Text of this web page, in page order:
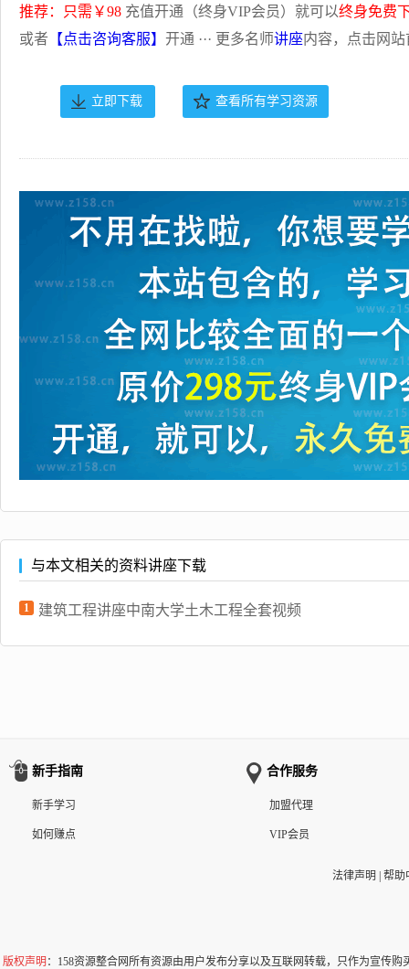
推荐：只需￥98 充值开通（终身VIP会员）就可以终身免费
或者 【点击咨询客服】 开通 ··· 更多名师讲座内容，点击网
立即下载 查看所有学习资源
与本文相关的资料讲座下载
1 建筑工程讲座中南大学土木工程全套视频
新手指南
新手学习
如何赚点
合作服务
加盟代理
VIP会员
法律声明 帮助
版权声明 ：158资源整合网所有资源由用户发布分享以及互联网转载，只作为宣传